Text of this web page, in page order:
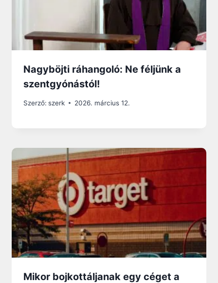
Nagyböjti ráhangoló: Ne féljünk a
szentgyónástól!
Szerző: szerk 2026. március 12.
Mikor bojkottáljanak egy céget a